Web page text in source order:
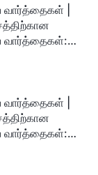
|
வார்த்தைகள்:
|
வார்த்தைகள்: